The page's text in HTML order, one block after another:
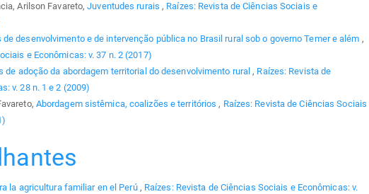
Arilson Favareto,Juventudes rurais, Raízes: Revista de Ciências Sociais e
de desenvolvimento e de intervenção pública no Brasil rural sob o governo Temer e além ,
e Econômicas: v. 37 n. 2 (2017)
de adoção da abordagem territorial do desenvolvimento rural, Raízes: Revista de
v. 28 n. 1 e 2 (2009)
Abordagem sistêmica, coalizões e territórios, Raízes: Revista de Ciências Sociais
la agricultura familiar en el Perú , Raízes: Revista de Ciências Sociais e Econômicas: v.